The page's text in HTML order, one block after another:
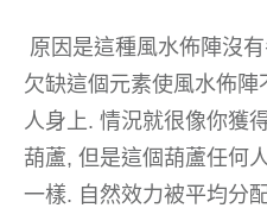
原因是這種風水佈陣沒
欠缺這個元素使風水佈
人身上. 情況就很像你獲
葫蘆, 但是這個葫蘆任何
一樣. 自然效力被平均分